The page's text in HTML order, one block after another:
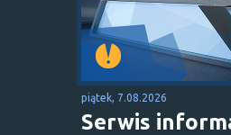
piątek, 7.08.2026
Serwis